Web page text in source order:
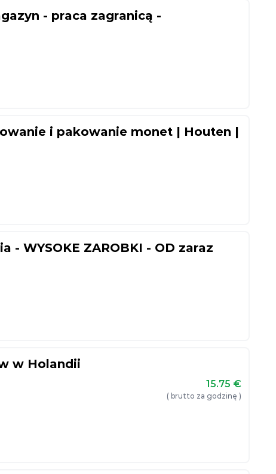
- praca zagranicą -
i pakowanie monet | Houten |
- WYSOKE ZAROBKI - OD zaraz
w Holandii
15.75 €
( brutto za godzinę )